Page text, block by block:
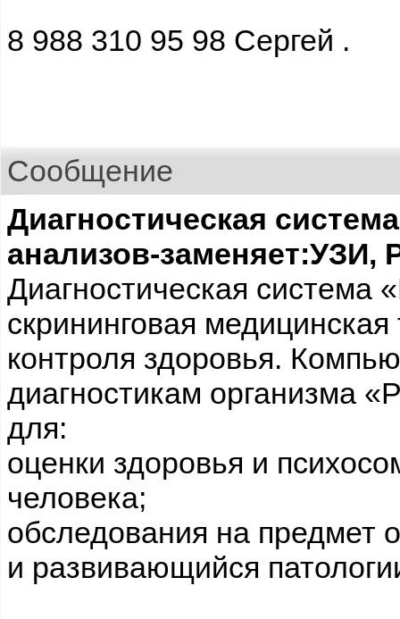
8 988 310 95 98 Сергей .
Сообщение
Диагностическая
анализов-
Диагностическая система
скрининговая медицинская
контроля здоровья.
диагностикам организма
для:
оценки здоровья и
человека;
обследования на предмет
и развивающийся